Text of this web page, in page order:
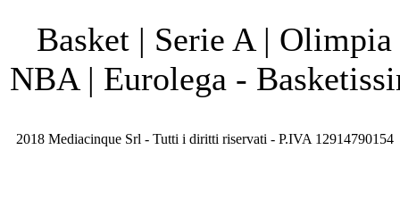
Basket | Serie A |
NBA | Eurolega -
2018 Mediacinque Srl - Tutti i diritti riservati - P.IVA 12914790154